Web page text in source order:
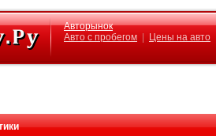
Авторынок
Авто с пробегом
Цены на авто